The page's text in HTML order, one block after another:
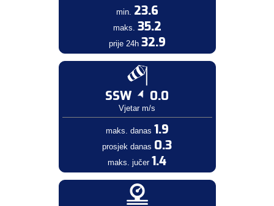
min. 23.6
maks. 35.2
prije 24h 32.9
SSW 0.0
Vjetar m/s
maks. danas 1.9
prosjek danas 0.3
maks. jučer 1.4